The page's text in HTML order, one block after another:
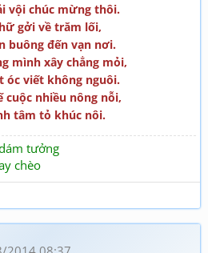
vội chúc mừng thôi.
gởi về trăm lối,
buông đến vạn nơi.
mình xây chẳng mỏi,
óc viết không nguôi.
cuộc nhiều nông nỗi,
tâm tỏ khúc nôi.
tưởng
chèo